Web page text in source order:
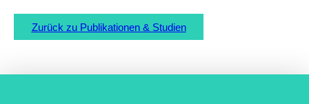
Zurück zu Publikationen & Studien